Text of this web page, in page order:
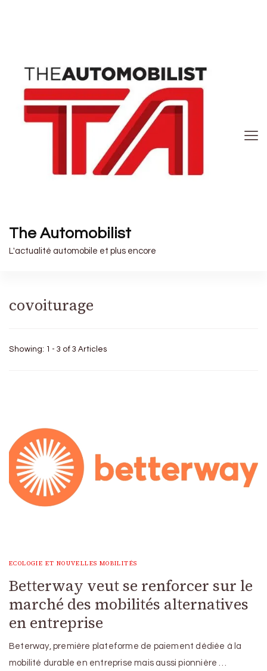
The Automobilist
L'actualité automobile et plus encore
covoiturage
Showing: 1 - 3 of 3 Articles
ECOLOGIE ET NOUVELLES MOBILITÉS
Betterway veut se renforcer sur le
marché des mobilités alternatives
en entreprise
Beterway, première plateforme de paiement dédiée à la
mobilité durable en entreprise mais aussi pionnière …